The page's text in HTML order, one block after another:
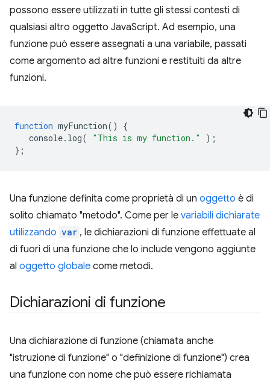
possono essere utilizzati in tutte gli stessi contesti di
qualsiasi altro oggetto JavaScript. Ad esempio, una
funzione può essere assegnati a una variabile, passati
come argomento ad altre funzioni e restituiti da altre
funzioni.
function myFunction()
{
console. log( "This is my function."
);
};
Una funzione definita come proprietà di un oggetto è di
solito chiamato "metodo". Come per le variabili dichiarate
utilizzando var , le dichiarazioni di funzione effettuate al
di fuori di una funzione che lo include vengono aggiunte
al oggetto globale come metodi.
Dichiarazioni di funzione
Una dichiarazione di funzione (chiamata anche
"istruzione di funzione" o "definizione di funzione") crea
una funzione con nome che può essere richiamata